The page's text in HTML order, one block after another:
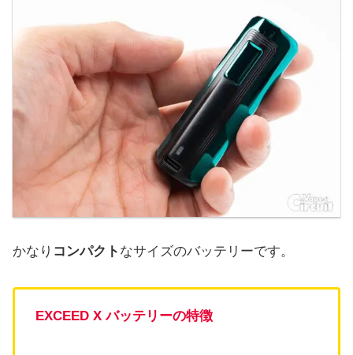
かなり コンパクト なサイズのバッテリーです。
EXCEED X バッテリーの特徴